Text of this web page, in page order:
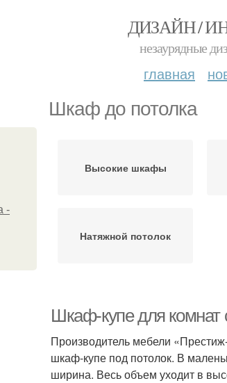
ДИЗАЙН /
незаурядные
главная
Шкаф до потолка
-
Высокие шкафы
Натяжной потолок
Шкаф-купе для комнат
Производитель мебели
шкаф-купе под потолок. В
ширина. Весь объем уходит в